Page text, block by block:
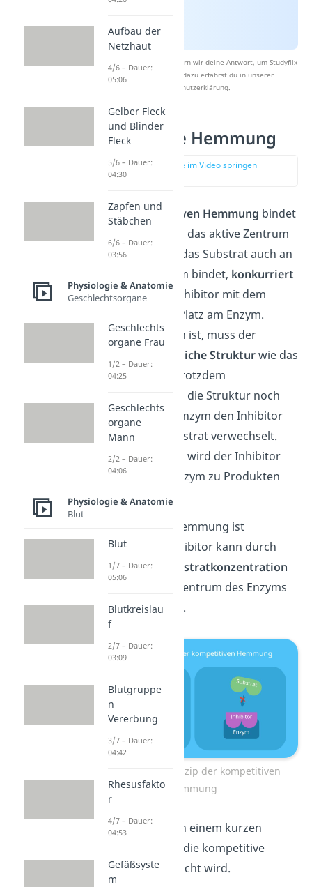
Nach Beantwortung speichern wir deine Antwort, um Studyflix
zu verbessern. Mehr dazu erfährst du in unserer
Datenschutzerklärung.
Kompetitive Hemmung
zur Stelle im Video springen
Bei derkompetitiven Hemmung bindet
der Hemmstoff an das aktive Zentrum
eines Enzyms. Da das Substrat auch an
das aktive Zentrum bindet, konkurriert
der kompetitive Inhibitor mit dem
Substrat um den Platz am Enzym.
Damit das möglich ist, muss der
ähnliche Strukturwie das
Substrat haben. Trotzdem
unterscheidet sich die Struktur noch
soweit, dass das Enzym den Inhibitor
nicht mit dem Substrat verwechselt.
Aus diesem Grund wird der Inhibitor
auch nicht vom Enzym zu Produkten
umgesetzt.
Die kompetitive Hemmung ist
reversibel. Der Inhibitor kann durch
Erhöhung der Substratkonzentration
aus dem aktiven Zentrum des Enzyms
verdrängt werden.
Allgemeines Prinzip der kompetitiven
Hemmung
Schauen wir uns in einem kurzen
an, wozu die kompetitive
Hemmung gebraucht wird.
Aufbau der
Netzhaut
4/6 – Dauer:
05:06
Gelber Fleck
und Blinder
Fleck
5/6 – Dauer:
04:30
Zapfen und
Stäbchen
6/6 – Dauer:
03:56
Physiologie & Anatomie
Geschlechtsorgane
Geschlechts
organe Frau
1/2 – Dauer:
04:25
Geschlechts
organe
Mann
2/2 – Dauer:
04:06
Physiologie & Anatomie
Blut
Blut
1/7 – Dauer:
05:06
Blutkreislau
f
2/7 – Dauer:
03:09
Blutgruppe
n
Vererbung
3/7 – Dauer:
04:42
Rhesusfakto
r
4/7 – Dauer:
04:53
Gefäßsyste
m